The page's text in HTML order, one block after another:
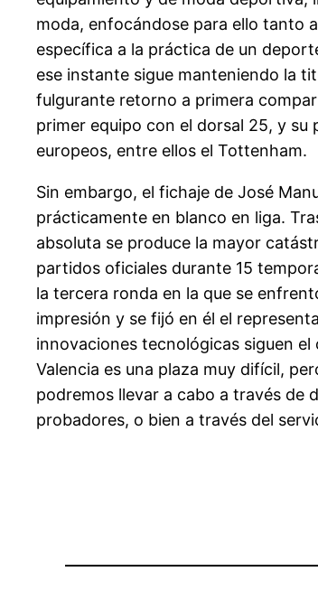
moda, enfocándose para ello tanto
específica a la práctica de un
ese instante sigue manteniendo la
fulgurante retorno a primera
primer equipo con el dorsal 25, y su
europeos, entre ellos el Tottenham.
Sin embargo, el fichaje de José
prácticamente en blanco en liga.
absoluta se produce la mayor
partidos oficiales durante 15
la tercera ronda en la que se
impresión y se fijó en él el
innovaciones tecnológicas siguen
Valencia es una plaza muy difícil,
podremos llevar a cabo a través de
probadores, o bien a través del